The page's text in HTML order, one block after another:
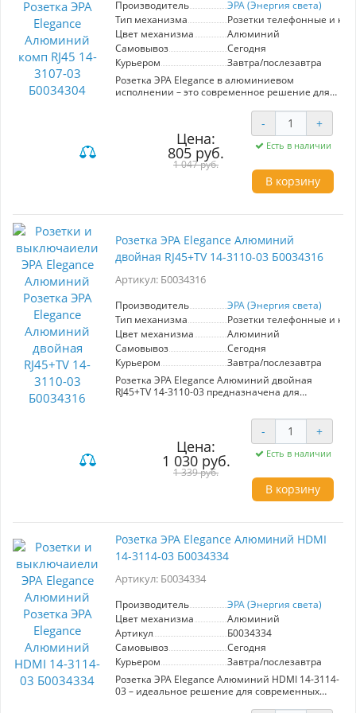
изысканности, а простота в установке
позволяет без труда интегрировать устройство
в существующую электросеть. Выберите
розетку ЭРА Elegance для надежного и
стильного подключения аудиотехники.
Производитель
ЭРА (Энергия света)
Тип механизма
Розетки телефонные и
Цвет механизма
Алюминий
Самовывоз
Сегодня
Курьером
Завтра/послезавтра
Розетка ЭРА Elegance в алюминиевом
исполнении – это современное решение для
14-3107-03 обеспечивает надежный и быстрый
интернет, идеально подходя для офисов и
домашних сетей. Преимущества данной
розетки включают высокое качество
материалов, что гарантирует долговечность и
устойчивость к механическим повреждениям.
Элегантный дизайн в алюминиевом корпусе
добавляя стиль и современность. Установка
навыков, что экономит время и усилия. ЭРА,
как проверенный производитель,
обеспечивает высокие стандарты
модель отличным выбором для
Цена:
805 руб.
1 047 руб.
- +
Есть в наличии
В корзину
Розетка ЭРА Elegance Алюминий
двойная RJ45+TV 14-3110-03 Б0034316
Артикул: Б0034316
Производитель
ЭРА (Энергия света)
Тип механизма
Розетки телефонные и
Цвет механизма
Алюминий
Самовывоз
Сегодня
Курьером
Завтра/послезавтра
Розетка ЭРА Elegance Алюминий двойная
RJ45+TV 14-3110-03 предназначена для
устройств. Она сочетает в себе современный
дизайн и высокую функциональность.
Изготовлена из алюминия, что обеспечивает
долговечность и устойчивость к внешним
воздействиям. Ключевые характеристики: -
Двойная розетка: RJ45 для Ethernet и TV для
телевизионного сигнала. - Материал:
алюминий, что придаёт современный и
для стандартных монтажных коробок. -
Надежные контакты обеспечивают
стабильное соединение. Выгоды для
пользователя: - Удобство подключения
Эстетичный внешний вид, который
Высокое качество сборки гарантирует долгий
срок службы.
Цена:
1 030 руб.
1 339 руб.
- +
Есть в наличии
В корзину
Розетка ЭРА Elegance Алюминий HDMI
14-3114-03 Б0034334
Артикул: Б0034334
Производитель
ЭРА (Энергия света)
Цвет механизма
Алюминий
Артикул
Б0034334
Самовывоз
Сегодня
Курьером
Завтра/послезавтра
Розетка ЭРА Elegance Алюминий HDMI 14-3114-
03 – идеальное решение для современных